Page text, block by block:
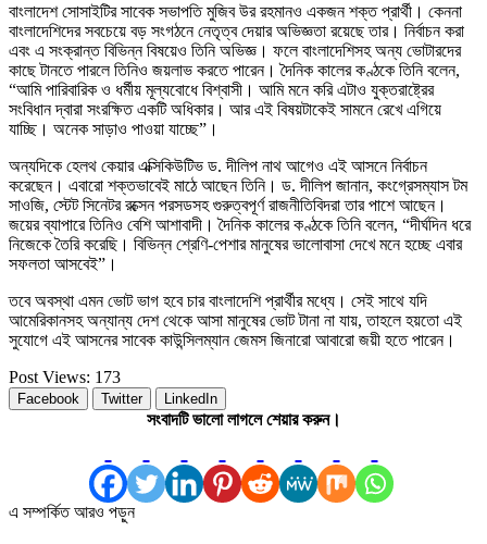
বাংলাদেশ সোসাইটির সাবেক সভাপতি মুজিব উর রহমানও একজন শক্ত প্রার্থী। কেননা
বাংলাদেশিদের সবচেয়ে বড় সংগঠনে নেতৃত্ব দেয়ার অভিজ্ঞতা রয়েছে তার। নির্বাচন করা
এবং এ সংক্রান্ত বিভিন্ন বিষয়েও তিনি অভিজ্ঞ। ফলে বাংলাদেশিসহ অন্য ভোটারদের
কাছে টানতে পারলে তিনিও জয়লাভ করতে পারেন। দৈনিক কালের কণ্ঠকে তিনি বলেন,
“আমি পারিবারিক ও ধর্মীয় মূল্যবোধে বিশ্বাসী। আমি মনে করি এটাও যুক্তরাষ্ট্রের
সংবিধান দ্বারা সংরক্ষিত একটি অধিকার। আর এই বিষয়টাকেই সামনে রেখে এগিয়ে
যাচ্ছি। অনেক সাড়াও পাওয়া যাচ্ছে”।
অন্যদিকে হেলথ কেয়ার এক্সিকিউটিভ ড. দীলিপ নাথ আগেও এই আসনে নির্বাচন
করেছেন। এবারো শক্তভাবেই মাঠে আছেন তিনি। ড. দীলিপ জানান, কংগ্রেসম্যাস টম
সাওজি, স্টেট সিনেটর রক্সেন পরসডসহ গুরুত্বপূর্ণ রাজনীতিবিদরা তার পাশে আছেন।
জয়ের ব্যাপারে তিনিও বেশি আশাবাদী। দৈনিক কালের কণ্ঠকে তিনি বলেন, “দীর্ঘদিন ধরে
নিজেকে তৈরি করেছি। বিভিন্ন শ্রেণি-পেশার মানুষের ভালোবাসা দেখে মনে হচ্ছে এবার
সফলতা আসবেই”।
তবে অবস্থা এমন ভোট ভাগ হবে চার বাংলাদেশি প্রার্থীর মধ্যে। সেই সাথে যদি
আমেরিকানসহ অন্যান্য দেশ থেকে আসা মানুষের ভোট টানা না যায়, তাহলে হয়তো এই
সুযোগে এই আসনের সাবেক কাউন্সিলম্যান জেমস জিনারো আবারো জয়ী হতে পারেন।
Post Views: 173
Facebook Twitter LinkedIn
সংবাদটি ভালো লাগলে শেয়ার করুন।
এ সম্পর্কিত আরও পড়ুন